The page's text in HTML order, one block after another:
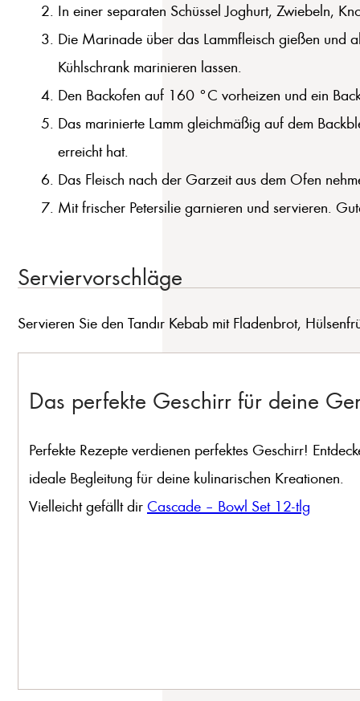
In einer separaten Schüssel Joghurt, Zwiebeln,
Die Marinade über das Lammfleisch gießen und
Kühlschrank marinieren lassen.
Den Backofen auf 160 °C vorheizen und ein
Das marinierte Lamm gleichmäßig auf dem
erreicht hat.
Das Fleisch nach der Garzeit aus dem Ofen
Mit frischer Petersilie garnieren und servieren.
Serviervorschläge
Servieren Sie den Tandır Kebab mit Fladenbrot,
Das perfekte Geschirr für deine
Perfekte Rezepte verdienen perfektes Geschirr!
ideale Begleitung für deine kulinarischen Kreationen.
Vielleicht gefällt dir Cascade – Bowl Set 12-tlg